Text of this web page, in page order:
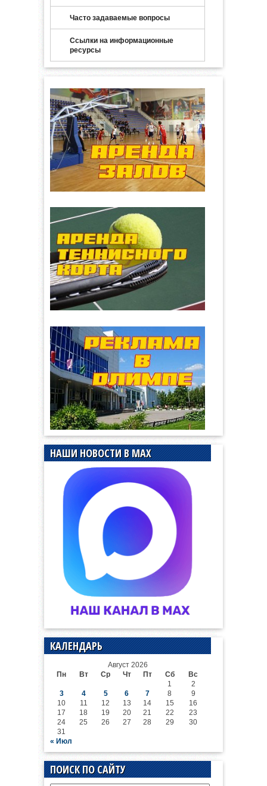
Часто задаваемые вопросы
Ссылки на информационные
ресурсы
НАШИ НОВОСТИ В MAX
КАЛЕНДАРЬ
Август 2026
Пн
Вт Ср Чт Пт Сб
Вс
1
2
3
4 5 6 7 8
9
10
11 12 13 14 15
16
17
18 19 20 21 22
23
24
25 26 27 28 29
30
31
« Июл
ПОИСК ПО САЙТУ